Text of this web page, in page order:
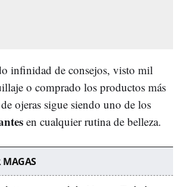
infinidad de consejos, visto mil
o comprado los productos más
ojeras sigue siendo uno de los
en cualquier rutina de belleza.
MAGAS